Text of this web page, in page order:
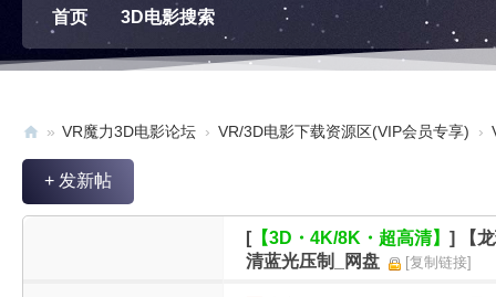
首页 3D电影搜索
V
» VR魔力3D电影论坛 › VR/3D电影下载资源区(VIP会员专享) ›
+ 发新帖
[【3D・4K/8K・超高清】 ]
【
清蓝光压制_网盘
[复制链接]